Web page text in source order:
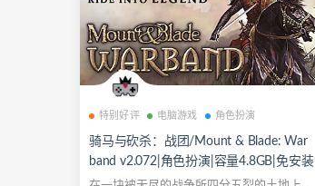
特别好评 电脑游戏 角色扮演
骑马与砍杀：战团/Mount & Blade: War
band v2.072|角色扮演|容量4.8GB|免安装
绿色中文版|支持键盘.鼠标.手柄